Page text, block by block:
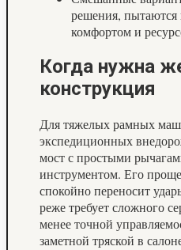
решения,
комфортом и
Когда нужна
конструкция
Для тяжелых рамных
экспедиционных
мост с простыми
инструментом. Его
спокойно переносит
реже требует сложного
менее точной
заметной тряской в